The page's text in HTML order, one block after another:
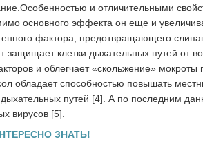
и отличительными
основного эффекта он еще и
фактора, предотвращающего
защищает клетки дыхательных путей от
и облегчает «скольжение»
обладает способностью повышать
дыхательных путей [4]. А по последним
вирусов [5].
ЗНАТЬ!